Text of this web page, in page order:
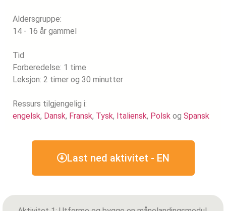
Aldersgruppe:
14 - 16 år gammel
Tid
Forberedelse: 1 time
Leksjon: 2 timer og 30 minutter
Ressurs tilgjengelig i:
engelsk, Dansk, Fransk, Tysk, Italiensk, Polsk og Spansk
Last ned aktivitet - EN